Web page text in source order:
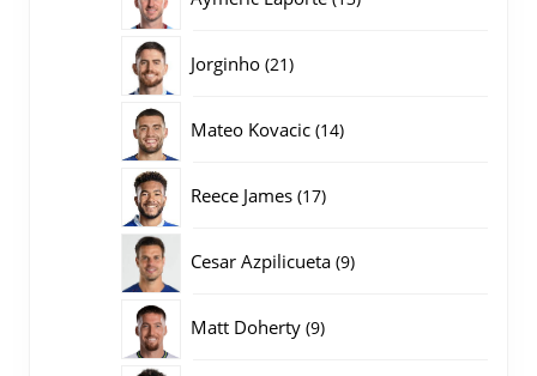
Jorginho 2121
Mateo Kovacic 1414
Reece James 1717
Cesar Azpilicueta 99
Matt Doherty 99